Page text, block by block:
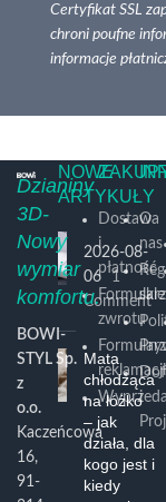
Certyfikat SSL
chroni poufne
informacje
Dzianiny
3D-
Nowy
wymiar
komfortu.
BOWI-
STYL Sp.
z
o.o.
Kaczeńcowa
16,
91-
NOWE
ARTYKUŁY
2026-08-
06
1
Comment
Mata
chłodząca
na łóżko
– jak
działa, dla
kogo jest i
kiedy
Dostawa
i
płatność
Formularz
zwrotu
Formularz
reklamacji
O
nas
i